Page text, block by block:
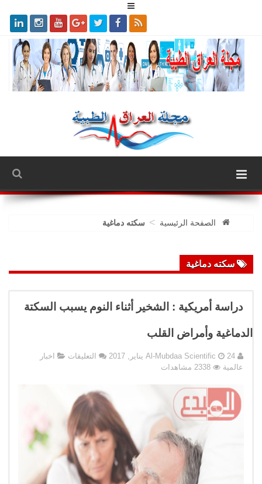
الصفحة الرئيسية > سكته دماغية
سكته دماغية
دراسة أمريكية : الشخير أثناء النوم يسبب السكتة
الدماغية وأمراض القلب
Al-Mubdaa Scientific 24 يناير, 2017 التعليقات على
يسبب
السكتة
الدماغية
وأمراض
القلب
اخبار
عالمية
2338 مشاهدات